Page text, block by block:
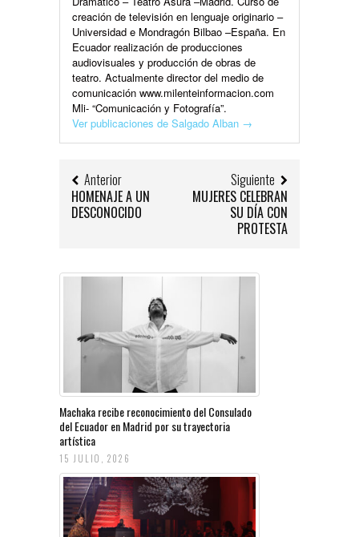
creación de televisión en lenguaje originario –
Universidad e Mondragón Bilbao –España. En
Ecuador realización de producciones
audiovisuales y producción de obras de
teatro. Actualmente director del medio de
comunicación www.milenteinformacion.com
Mli- “Comunicación y Fotografía”.
Ver publicaciones de Salgado Alban →
Anterior
HOMENAJE A UN
DESCONOCIDO
Siguiente
MUJERES CELEBRAN
SU DÍA CON
PROTESTA
Machaka recibe reconocimiento del Consulado
del Ecuador en Madrid por su trayectoria
artística
15 JULIO, 2026